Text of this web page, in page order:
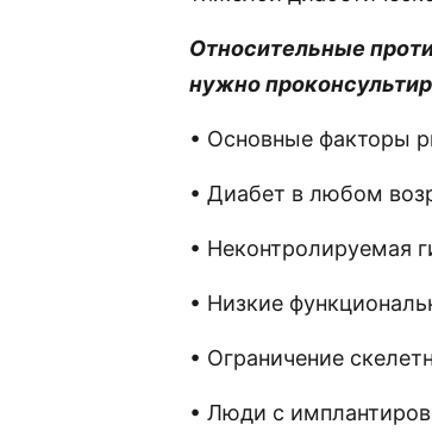
Относительные
нужно
• Основные факторы
• Диабет в любом
• Неконтролируемая
• Низкие
• Ограничение
• Люди с